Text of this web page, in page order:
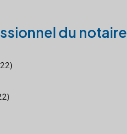
du notaire